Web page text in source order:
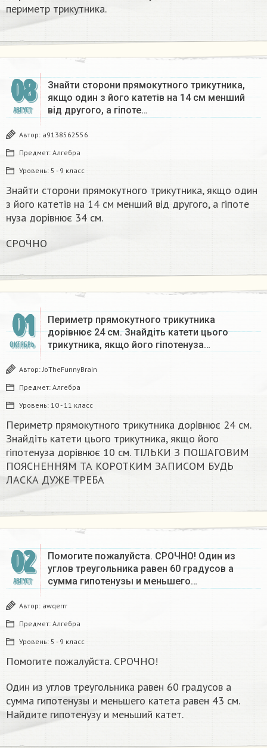
периметр трикутника.​
08
АВГУСТ
Знайти сторони прямокутного трикутника,
якщо один з його катетів на 14 см менший
від другого, а гіпоте…
Автор: a9138562556
Предмет: Алгебра
Уровень: 5 - 9 класс
Знайти сторони прямокутного трикутника, якщо один
з його катетів на 14 см менший від другого, а гіпоте
нуза дорівнює 34 см.
СРОЧНО
01
ОКТЯБРЬ
Периметр прямокутного трикутника
дорівнює 24 см. Знайдіть катети цього
трикутника, якщо його гіпотенуза…
Автор:JoTheFunnyBrain
Предмет: Алгебра
Уровень: 10 - 11 класс
Периметр прямокутного трикутника дорівнює 24 см.
Знайдіть катети цього трикутника, якщо його
гіпотенуза дорівнює 10 см. ТІЛЬКИ З ПОШАГОВИМ
ПОЯСНЕННЯМ ТА КОРОТКИМ ЗАПИСОМ БУДЬ
ЛАСКА ДУЖЕ ТРЕБА​
02
АВГУСТ
Помогите пожалуйста. СРОЧНО! Один из
углов треугольника равен 60 градусов а
сумма гипотенузы и меньшего…
Автор: awqerrr
Предмет: Алгебра
Уровень: 5 - 9 класс
Помогите пожалуйста. СРОЧНО!
Один из углов треугольника равен 60 градусов а
сумма гипотенузы и меньшего катета равен 43 см.
Найдите гипотенузу и меньший катет.